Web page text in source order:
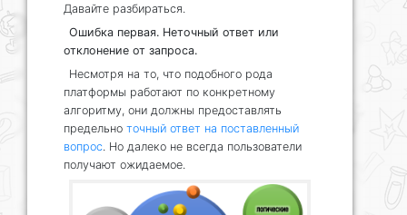
Давайте разбираться.
Ошибка первая. Неточный ответ или
отклонение от запроса.
Несмотря на то, что подобного рода
платформы работают по конкретному
алгоритму, они должны предоставлять
предельно точный ответ на поставленный
вопрос . Но далеко не всегда пользователи
получают ожидаемое.